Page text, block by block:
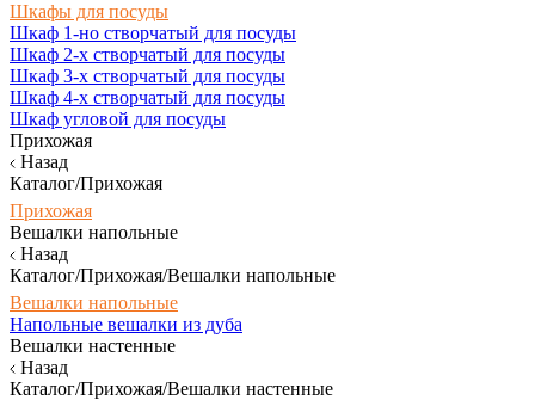
Шкафы для посуды
Шкаф 1-но створчатый для посуды
Шкаф 2-х створчатый для посуды
Шкаф 3-х створчатый для посуды
Шкаф 4-х створчатый для посуды
Шкаф угловой для посуды
Прихожая
Назад
Каталог/Прихожая
Прихожая
Вешалки напольные
Назад
Каталог/Прихожая/Вешалки напольные
Вешалки напольные
Напольные вешалки из дуба
Вешалки настенные
Назад
Каталог/Прихожая/Вешалки настенные